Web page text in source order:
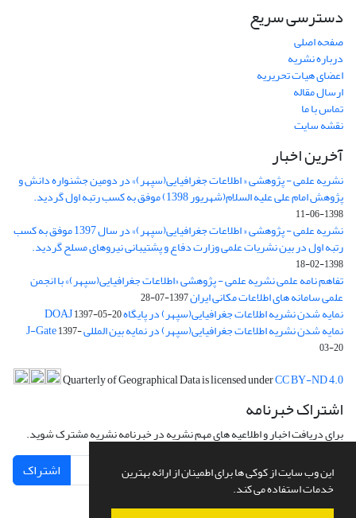
این وب سایت از کوکی ها برای اطمینان از ارائه بهترین
خدمات استفاده می کند.
دسترسی سریع
صفحه اصلی
درباره نشریه
اعضای هیات تحریریه
ارسال مقاله
تماس با ما
نقشه سایت
آخرین اخبار
نشریه علمی - پژوهشی « اطلاعات جغرافیایی(سپهر)» در دومین جشنواره دانش و
پژوهش امام علی علیه السلام(شهریور 1398) موفق به کسب رتبه اول گردید.
1398-06-11
نشریه علمی - پژوهشی « اطلاعات جغرافیایی(سپهر)» در سال 1397 موفق به کسب
رتبه اول در بین نشریات علمی وزارت دفاع و پشتیبانی نیروهای مسلح گردید.
1398-02-18
تفاهم نامه علمی نشریه علمی - پژوهشی «اطلاعات جغرافیایی(سپهر)» با انجمن
علمی سامانه های اطلاعات مکانی ایران1397-07-28
نمایه شدن نشریه اطلاعات جغرافیایی(سپهر) در پایگاه DOAJ1397-05-20
نمایه شدن نشریه اطلاعات جغرافیایی(سپهر) در نمایه بین المللی J-Gate1397-
03-20
Quarterly of Geographical Data is licensed underCC BY-ND 4.0
اشتراک خبرنامه
برای دریافت اخبار و اطلاعیه های مهم نشریه در خبرنامه نشریه مشترک شوید.
اشتراک